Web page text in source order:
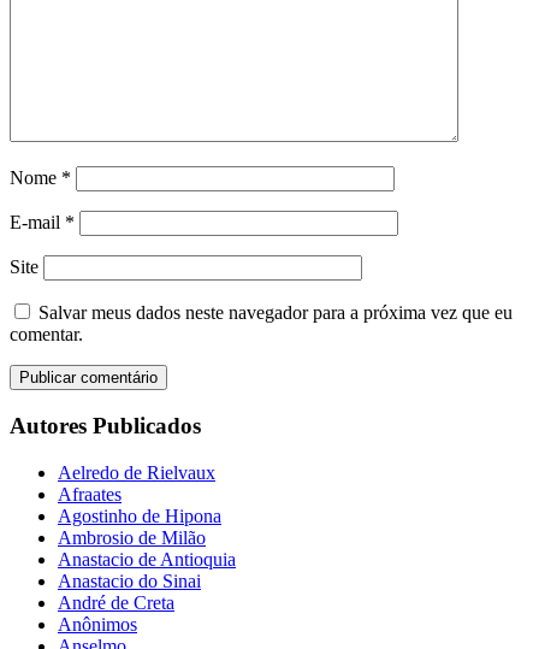
Nome *
E-mail *
Site
Salvar meus dados neste navegador para a próxima vez que eu
comentar.
Autores Publicados
Aelredo de Rielvaux
Afraates
Agostinho de Hipona
Ambrosio de Milão
Anastacio de Antioquia
Anastacio do Sinai
André de Creta
Anônimos